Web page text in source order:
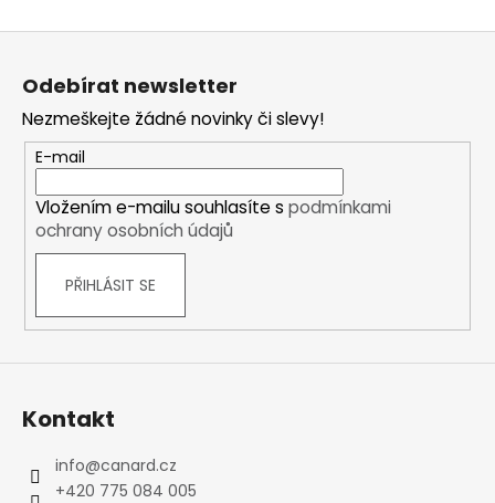
Z
Odebírat newsletter
Nezmeškejte žádné novinky či slevy!
E-mail
Vložením e-mailu souhlasíte s podmínkami
ochrany osobních údajů
PŘIHLÁSIT SE
Kontakt
info@canard.cz
+420 775 084 005